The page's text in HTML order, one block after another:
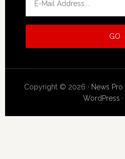
Copyright © 2026 · News Pro
WordPress ·